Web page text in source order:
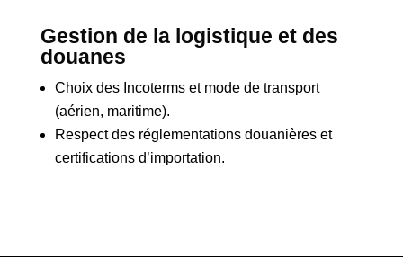
Gestion de la logistique et des
douanes
Choix des Incoterms et mode de transport
(aérien, maritime).
Respect des réglementations douanières et
certifications d’importation.